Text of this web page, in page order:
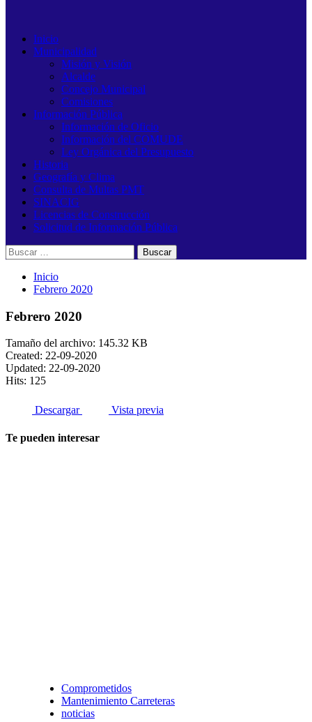
Inicio
Municipalidad
Misión y Visión
Alcalde
Concejo Municipal
Comisiones
Información Pública
Información de Oficio
Información del COMUDE
Ley Orgánica del Presupuesto
Historia
Geografía y Clima
Consulta de Multas PMT
SINACIG
Licencias de Construcción
Solicitud de Información Pública
Buscar:
Inicio
Febrero 2020
Febrero 2020
Tamaño del archivo: 145.32 KB
Created: 22-09-2020
Updated: 22-09-2020
Hits: 125
Descargar Vista previa
Te pueden interesar
Comprometidos
Mantenimiento Carreteras
noticias